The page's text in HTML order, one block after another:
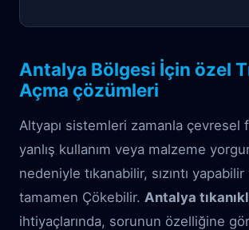
Antalya Bölgesi İçin özel
Açma çözümleri
Altyapı sistemleri zamanla çevresel
yanlış kullanım veya malzeme
nedeniyle tıkanabilir, sızıntı
tamamen Çökebilir. Antalya
ihtiyaçlarında, sorunun özelliğine